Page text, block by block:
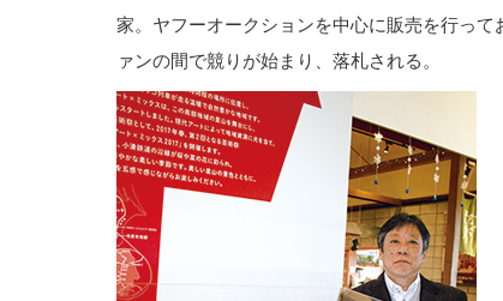
家。ヤフーオークションを中心に販売を行っ
ァンの間で競りが始まり、落札される。